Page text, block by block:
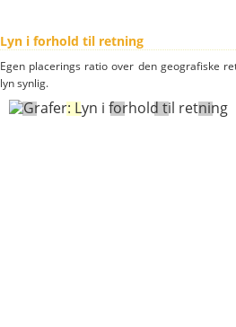
Lyn i forhold til retning
Egen placerings ratio over den geografiske
lyn synlig.